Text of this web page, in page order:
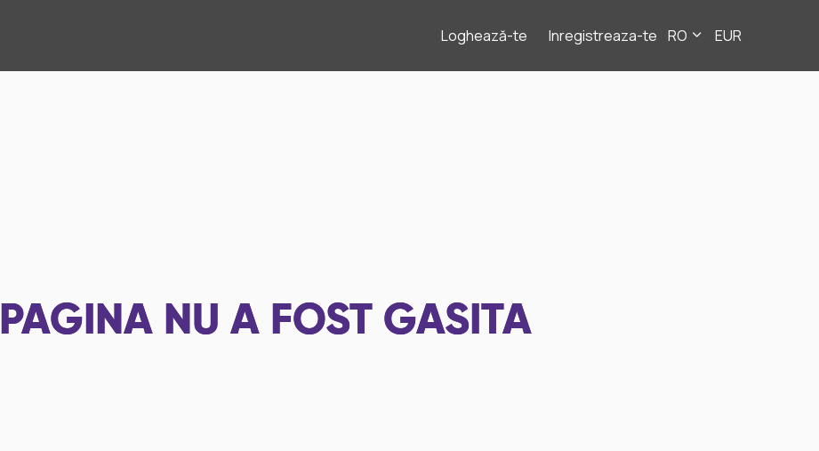
Loghează-te Inregistreaza-te RO EUR
PAGINA NU A FOST GASITA